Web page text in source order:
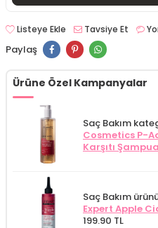
Listeye Ekle Tavsiye Et
Paylaş
Ürüne Özel Kampanyalar
Saç Bakım
Cosmetics P-
Karşıtı
Saç Bakım
Expert Apple
199.90 TL